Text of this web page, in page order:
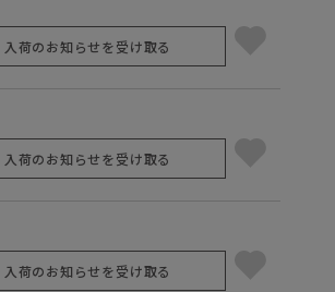
入荷のお知らせを受け取る
入荷のお知らせを受け取る
入荷のお知らせを受け取る